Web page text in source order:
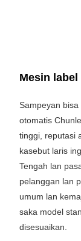
Mesin
Sampeyan
otomatis
tinggi, reputasi
kasebut laris
Tengah lan
pelanggan lan
umum lan
saka model
disesuaikan.